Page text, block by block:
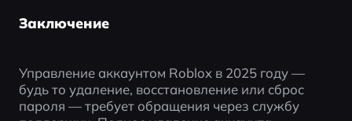
Заключение
Управление аккаунтом Roblox в 2025 году —
будь то удаление, восстановление или сброс
пароля — требует обращения через службу